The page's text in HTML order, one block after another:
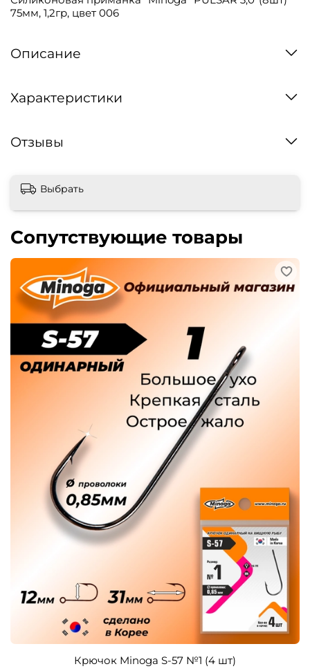
75мм, 1,2гр, цвет 006
Описание
Характеристики
Отзывы
Выбрать
Сопутствующие товары
Крючок Minoga S-57 №1 (4 шт)